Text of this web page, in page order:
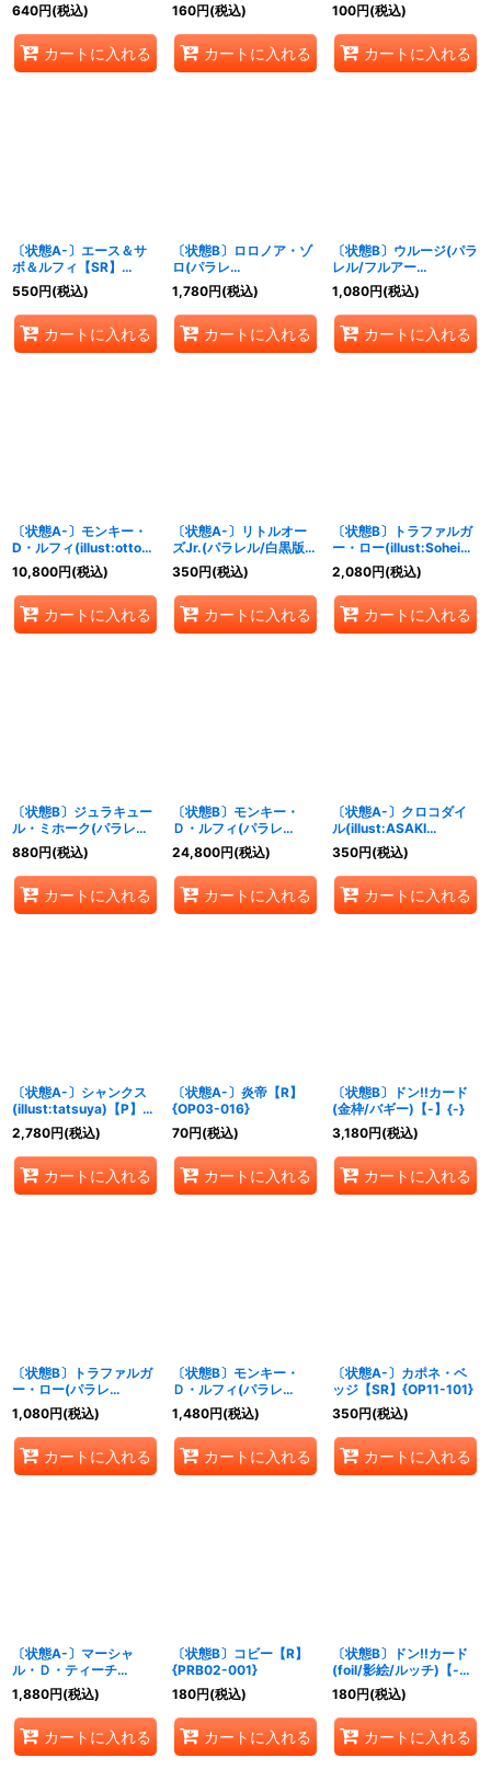
{OP13-057}
640円(税込)
カートに入れる
160円(税込)
カートに入れる
100円(税込)
カートに入れる
〔状態A-〕エース＆サ
ボ＆ルフィ【SR】
{OP13-007}
550円(税込)
カートに入れる
〔状態B〕ロロノア・ゾ
ロ(パラレ
ル/illust:Morechand)
【R/P】{OP09-076}
1,780円(税込)
カートに入れる
〔状態B〕ウルージ(パラ
レル/フルアー
ト/illust:HISASHI
HUJIWARA)【R/P】
{OP07-021}
1,080円(税込)
カートに入れる
〔状態A-〕モンキー・
D・ルフィ(illust:otton)
【P】{P-080}
10,800円(税込)
カートに入れる
〔状態A-〕リトルオー
ズJr.(パラレル/白黒版)
【C/P】{ST22-013}
350円(税込)
カートに入れる
〔状態B〕トラファルガ
ー・ロー(illust:Sohei
Koji)【UC】{OP12-
106}
2,080円(税込)
カートに入れる
〔状態B〕ジュラキュー
ル・ミホーク(パラレ
ル/illust:lack)【SR/P】
{OP12-030}
880円(税込)
カートに入れる
〔状態B〕モンキー・
Ｄ・ルフィ(パラレ
ル/illust:Makitoshi)
【SP】{EB02-061}
24,800円(税込)
カートに入れる
〔状態A-〕クロコダイ
ル(illust:ASAKI
KURODA)【UC】
{OP07-040}
350円(税込)
カートに入れる
〔状態A-〕シャンクス
(illust:tatsuya)【P】
{P-097}
2,780円(税込)
カートに入れる
〔状態A-〕炎帝【R】
{OP03-016}
70円(税込)
カートに入れる
〔状態B〕ドン!!カード
(金枠/バギー)【-】{-}
3,180円(税込)
カートに入れる
〔状態B〕トラファルガ
ー・ロー(パラレ
ル/illust:AKIRA
EGAWA)【SR/P】
{PRB02-002}
1,080円(税込)
カートに入れる
〔状態B〕モンキー・
Ｄ・ルフィ(パラレ
ル/illust:otton)
【SR/P】{PRB02-005}
1,480円(税込)
カートに入れる
〔状態A-〕カポネ・ベ
ッジ【SR】{OP11-101}
350円(税込)
カートに入れる
〔状態A-〕マーシャ
ル・Ｄ・ティーチ
(illust:Akanegumo)
【P】{P-100}
1,880円(税込)
カートに入れる
〔状態B〕コビー【R】
{PRB02-001}
180円(税込)
カートに入れる
〔状態B〕ドン!!カード
(foil/影絵/ルッチ)【-】
{-}
180円(税込)
カートに入れる